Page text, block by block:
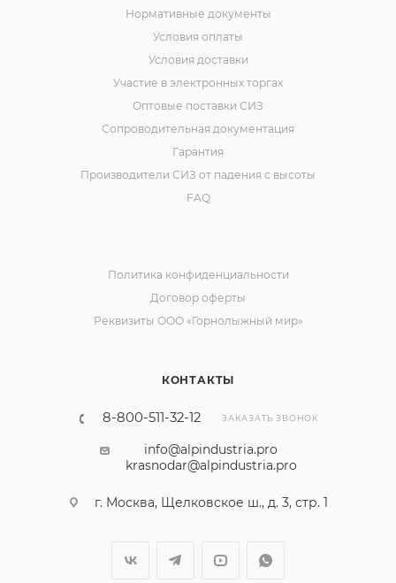
Нормативные документы
Условия оплаты
Условия доставки
Участие в электронных торгах
Оптовые поставки СИЗ
Сопроводительная документация
Гарантия
Производители СИЗ от падения с высоты
FAQ
КОНТАКТЫ
8-800-511-32-12 ЗАКАЗАТЬ ЗВОНОК
info@alpindustria.pro
krasnodar@alpindustria.pro
г. Москва, Щелковское ш., д. 3, стр. 1
Политика конфиденциальности
Договор оферты
Реквизиты ООО «Горнолыжный мир»